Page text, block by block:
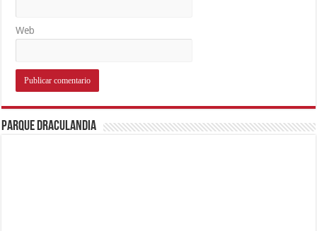
Web
Parque Draculandia